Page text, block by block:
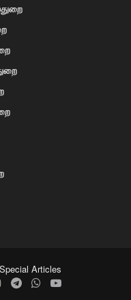
Special Articles